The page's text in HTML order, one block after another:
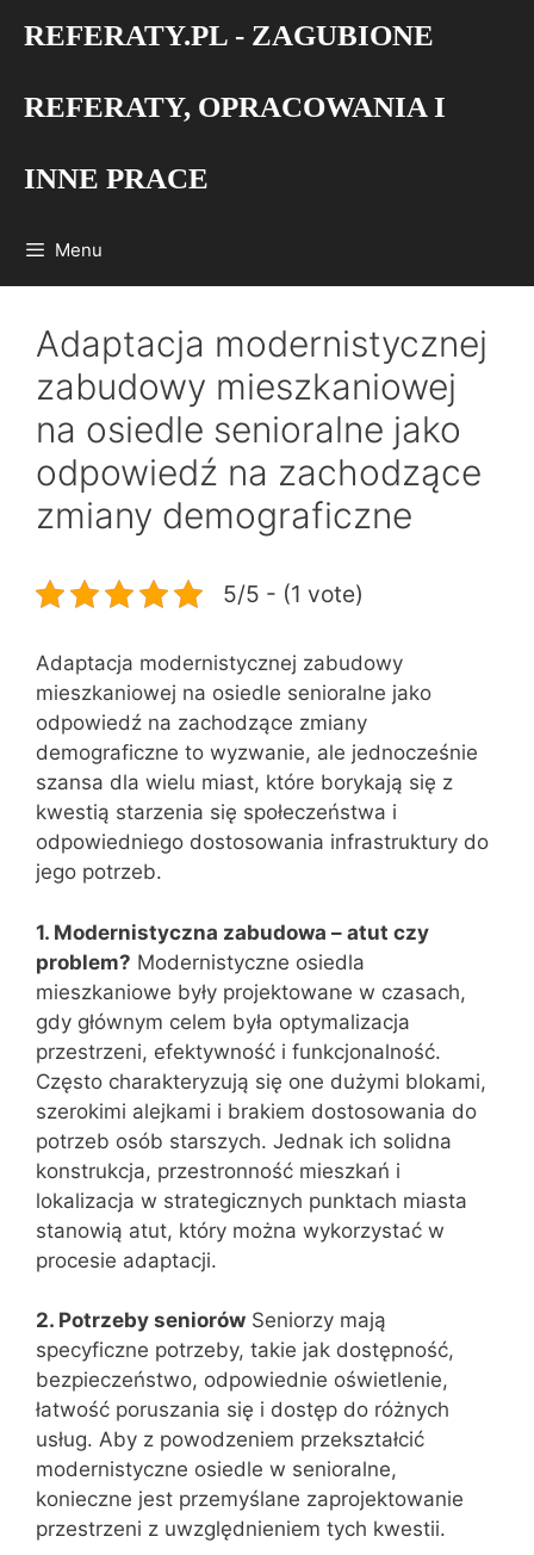
REFERATY.PL - ZAGUBIONE
REFERATY, OPRACOWANIA I
INNE PRACE
Menu
Adaptacja modernistycznej
zabudowy mieszkaniowej
na osiedle senioralne jako
odpowiedź na zachodzące
zmiany demograficzne
5/5 - (1 vote)
Adaptacja modernistycznej zabudowy
mieszkaniowej na osiedle senioralne jako
odpowiedź na zachodzące zmiany
demograficzne to wyzwanie, ale jednocześnie
szansa dla wielu miast, które borykają się z
kwestią starzenia się społeczeństwa i
odpowiedniego dostosowania infrastruktury do
jego potrzeb.
1. Modernistyczna zabudowa – atut czy
problem? Modernistyczne osiedla
mieszkaniowe były projektowane w czasach,
gdy głównym celem była optymalizacja
przestrzeni, efektywność i funkcjonalność.
Często charakteryzują się one dużymi blokami,
szerokimi alejkami i brakiem dostosowania do
potrzeb osób starszych. Jednak ich solidna
konstrukcja, przestronność mieszkań i
lokalizacja w strategicznych punktach miasta
stanowią atut, który można wykorzystać w
procesie adaptacji.
2. Potrzeby seniorów Seniorzy mają
specyficzne potrzeby, takie jak dostępność,
bezpieczeństwo, odpowiednie oświetlenie,
łatwość poruszania się i dostęp do różnych
usług. Aby z powodzeniem przekształcić
modernistyczne osiedle w senioralne,
konieczne jest przemyślane zaprojektowanie
przestrzeni z uwzględnieniem tych kwestii.